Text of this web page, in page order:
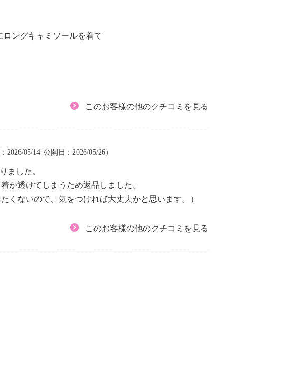
ングキャミソールを着て
このお客様の他のクチコミを見る
2026/05/14| 公開日：2026/05/26）
ました。
が透けてしまうため返品しました。
ないので、気をつければ大丈夫かと思います。）
このお客様の他のクチコミを見る